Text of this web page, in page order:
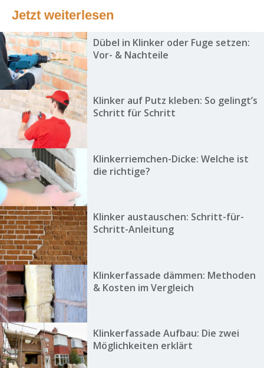
Jetzt weiterlesen
Dübel in Klinker oder Fuge setzen:
Vor- & Nachteile
Klinker auf Putz kleben: So gelingt’s
Schritt für Schritt
Klinkerriemchen-Dicke: Welche ist
die richtige?
Klinker austauschen: Schritt-für-
Schritt-Anleitung
Klinkerfassade dämmen: Methoden
& Kosten im Vergleich
Klinkerfassade Aufbau: Die zwei
Möglichkeiten erklärt